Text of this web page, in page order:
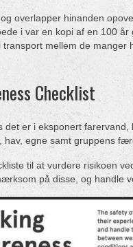
overlapper hinanden
i var en kopi af en 100
mellem de
Checklist
det er i eksponert
egne samt gruppens
til at vurdere risikoen
på disse, og handle